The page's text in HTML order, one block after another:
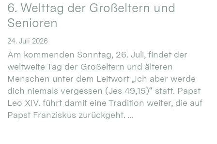
6. Welttag der Großeltern und
Senioren
24. Juli 2026
Am kommenden Sonntag, 26. Juli, findet der
weltweite Tag der Großeltern und älteren
Menschen unter dem Leitwort „Ich aber werde
dich niemals vergessen (Jes 49,15)“ statt. Papst
Leo XIV. führt damit eine Tradition weiter, die auf
Papst Franziskus zurückgeht. ...